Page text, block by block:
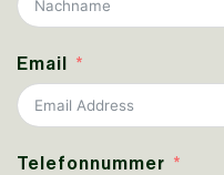
Email
Telefonnummer